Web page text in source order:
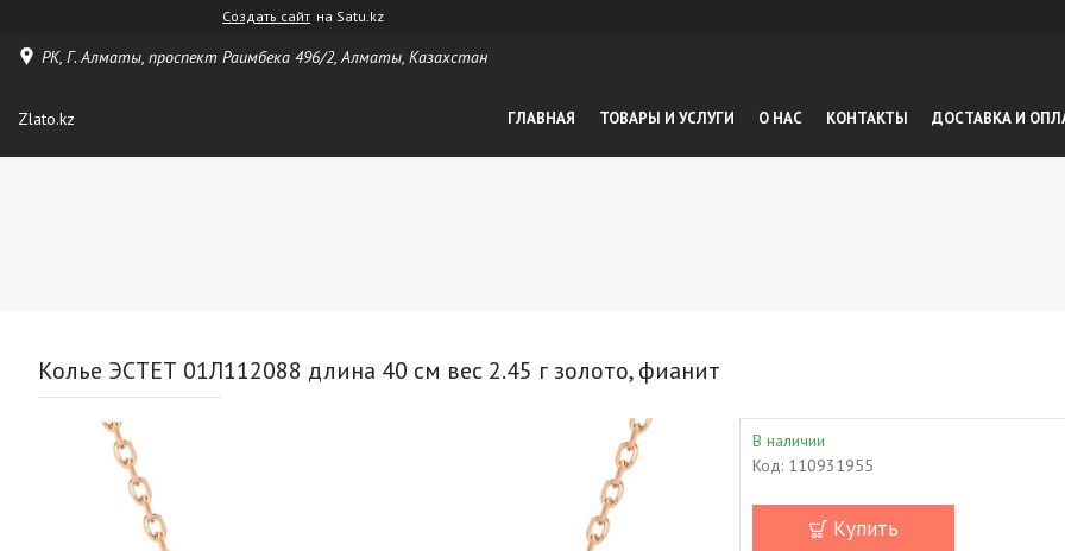
Создать сайт на Satu.kz
РК, Г. Алматы, проспект Раимбека 496/2, Алматы, Казахстан
Zlato.kz ГЛАВНАЯ ТОВАРЫ И УСЛУГИ О НАС КОНТАКТЫ ДОСТАВКА И
Колье ЭСТЕТ 01Л112088 длина 40 см вес 2.45 г золото, фианит
В наличии
Код: 110931955
Купить